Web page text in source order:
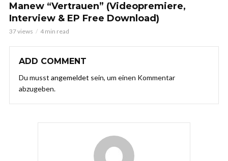
Manew “Vertrauen” (Videopremiere,
Interview & EP Free Download)
37 views 4 min read
ADD COMMENT
Du musst angemeldet sein, um einen Kommentar
abzugeben.